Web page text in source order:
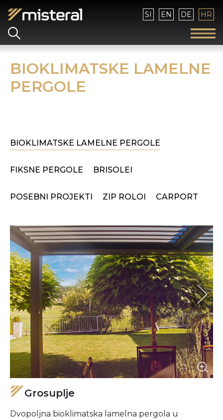
Izaberite vaš jezik
SI EN DE HR
BIOKLIMATSKE LAMELNE
PERGOLE
BIOKLIMATSKE LAMELNE PERGOLE
FIKSNE PERGOLE BRISOLEI
POSEBNI PROJEKTI ZIP ROLOI CARPORT
Grosuplje
Dvopoljna bioklimatska lamelna pergola u